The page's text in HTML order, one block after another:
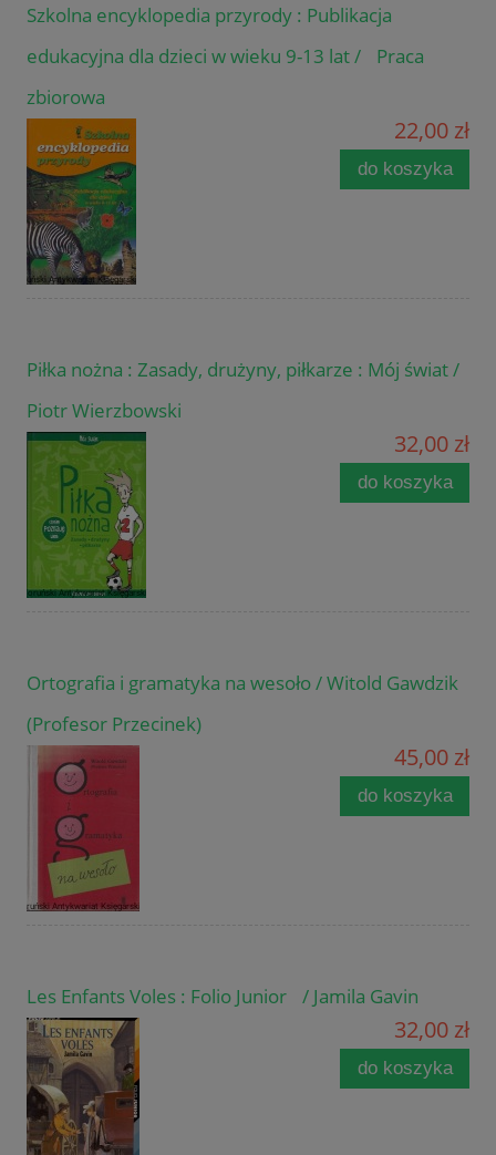
Szkolna encyklopedia przyrody : Publikacja
edukacyjna dla dzieci w wieku 9-13 lat / Praca
zbiorowa
22,00 zł
do koszyka
Piłka nożna : Zasady, drużyny, piłkarze : Mój świat /
Piotr Wierzbowski
32,00 zł
do koszyka
Ortografia i gramatyka na wesoło / Witold Gawdzik
(Profesor Przecinek)
45,00 zł
do koszyka
Les Enfants Voles : Folio Junior / Jamila Gavin
32,00 zł
do koszyka